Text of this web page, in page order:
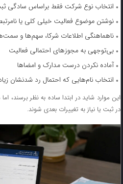
انتخاب نوع شرکت فقط براساس سادگی
نوشتن موضوع فعالیت خیلی کلی یا نامرتبط
ناهماهنگی اطلاعات شرکا، سهم‌ها و
بی‌توجهی به مجوزهای احتمالی فعالیت
آماده نکردن درست مدارک و امضاها
انتخاب نام‌هایی که احتمال رد شدنشان
این موارد شاید در ابتدا ساده به نظر برسند،
در ثبت یا نیاز به تغییرات بعدی شوند.